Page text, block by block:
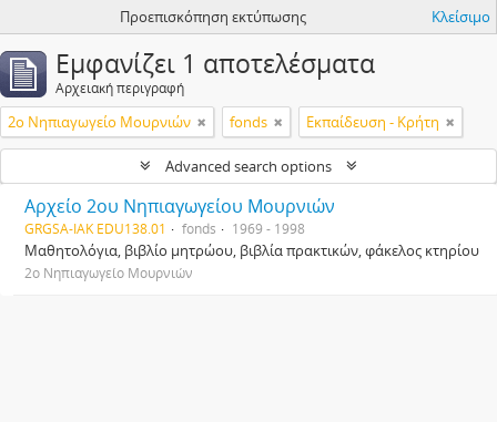
Προεπισκόπηση εκτύπωσης Κλείσιμο
Εμφανίζει 1 αποτελέσματα
Αρχειακή περιγραφή
2ο Νηπιαγωγείο Μουρνιών fonds Εκπαίδευση - Κρήτη
Advanced search options
Αρχείο 2ου Νηπιαγωγείου Μουρνιών
GRGSA-IAK EDU138.01 fonds 1969 - 1998
Μαθητολόγια, βιβλίο μητρώου, βιβλία πρακτικών, φάκελος κτηρίου
2ο Νηπιαγωγείο Μουρνιών